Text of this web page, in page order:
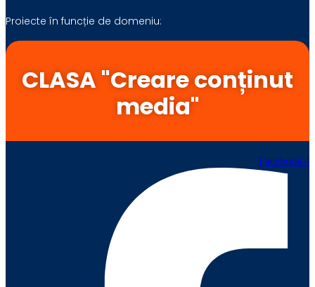
Proiecte în funcție de domeniu:
CLASA "Creare conținut
media"
Facebook-f